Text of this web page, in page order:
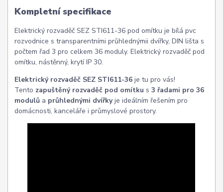
Kompletní specifikace
Elektrický rozvaděč SEZ STI611-36 pod omítku je bílá pvc
rozvodnice s transparentními průhlednýmii dvířky, DIN lišta s
počtem řad 3 pro celkem 36 moduly. Elektrický rozvaděč pod
omítku, nástěnný, krytí IP 30.
Elektrický rozvaděč SEZ STI611-36 je tu pro vás!
Tento zapuštěný rozvaděč pod omítku s3 řadami pro 36
modulů a průhlednými dvířkyje ideálním řešením pro
domácnosti, kanceláře i průmyslové prostory.